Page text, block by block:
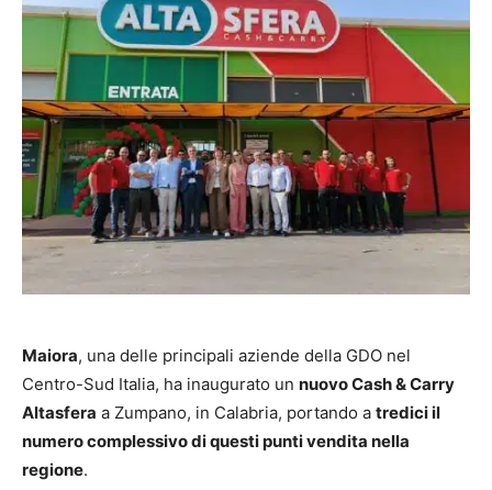
Maiora, una delle principali aziende della GDO nel
Centro-Sud Italia, ha inaugurato un nuovo Cash & Carry
Altasfera a Zumpano, in Calabria, portando a tredici il
numero complessivo di questi punti vendita nella
regione.